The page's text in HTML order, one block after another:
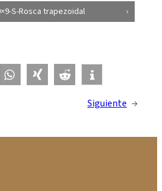
S-Rosca trapezoidal
Siguiente →